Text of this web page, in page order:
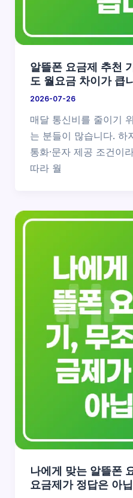
알뜰폰 요금제 추천
도 월요금 차이가 큽
2026-07-26
매달 통신비를 줄이기
는 분들이 많습니다. 하
통화·문자 제공 조건이
따라 월
나에게 맞는 알뜰폰
요금제가 정답은 아